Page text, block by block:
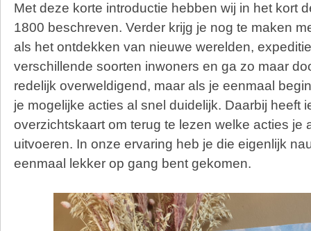
Met deze korte introductie hebben wij in het kort
1800 beschreven. Verder krijg je nog te maken
als het ontdekken van nieuwe werelden,
verschillende soorten inwoners en ga zo maar
redelijk overweldigend, maar als je eenmaal
je mogelijke acties al snel duidelijk. Daarbij heeft
overzichtskaart om terug te lezen welke acties je
uitvoeren. In onze ervaring heb je die eigenlijk
eenmaal lekker op gang bent gekomen.